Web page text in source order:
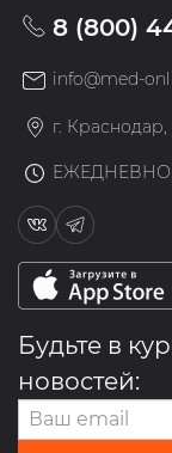
8 (800)
info@med-
г. Краснодар,
ЕЖЕДНЕВНО,
Будьте в
новостей: